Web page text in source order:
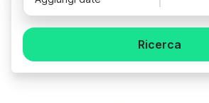
Ricerca